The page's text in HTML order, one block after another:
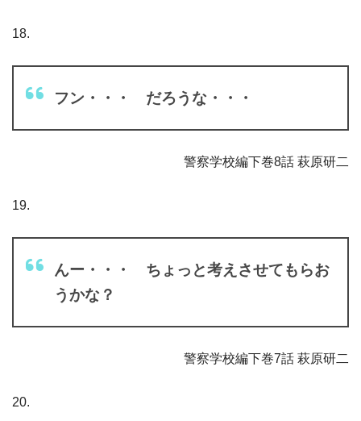
18.
フン・・・ だろうな・・・
警察学校編下巻8話 萩原研二
19.
んー・・・ ちょっと考えさせてもらお
うかな？
警察学校編下巻7話 萩原研二
20.